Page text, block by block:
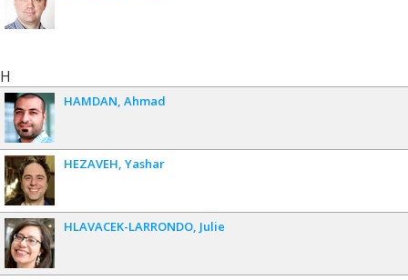
H
HAMDAN Ahmad
HEZAVEH Yashar
HLAVACEK-LARRONDO Julie